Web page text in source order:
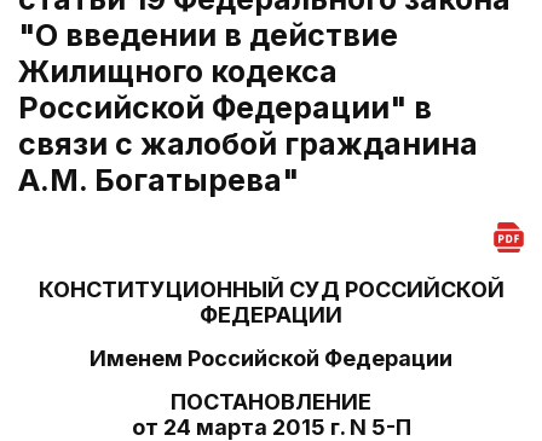
"О введении в действие
Жилищного кодекса
Российской Федерации" в
связи с жалобой гражданина
А.М. Богатырева"
КОНСТИТУЦИОННЫЙ СУД РОССИЙСКОЙ
ФЕДЕРАЦИИ
Именем Российской Федерации
ПОСТАНОВЛЕНИЕ
от 24 марта 2015 г. N 5-П